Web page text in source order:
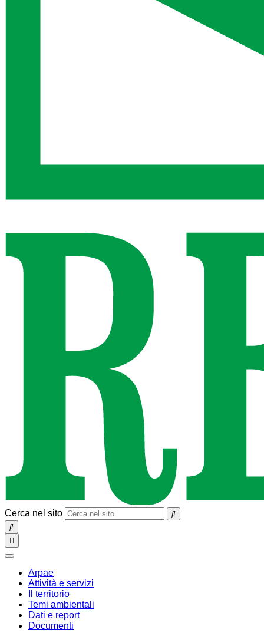
Cerca nel sito
SEARCH
Toggle
navigation
chiudi
Arpae
Attività e servizi
Il territorio
Temi ambientali
Dati e report
Documenti